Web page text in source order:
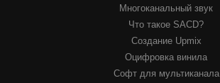
Многоканальный звук
Что такое SACD?
Создание Upmix
Оцифровка винила
Софт для мультиканала